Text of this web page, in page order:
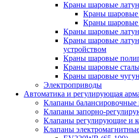
Краны шаровые
Краны шаровые
Краны шаровые
Краны шаровые
Краны шаровые
устройством
Краны шаровые
Краны шаровые
Краны шаровые
Электроприводы
Автоматика и регулирующая
Клапаны
Клапаны запорно-
Клапаны регулирующие и
Клапаны